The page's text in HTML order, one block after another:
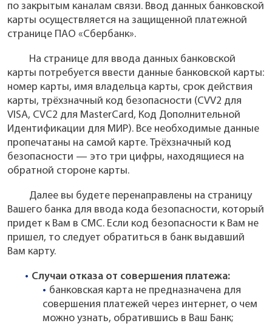
по закрытым каналам связи. Ввод данных банковской
карты осуществляется на защищенной платежной
странице ПАО «Сбербанк».
На странице для ввода данных банковской
карты потребуется ввести данные банковской карты:
номер карты, имя владельца карты, срок действия
карты, трёхзначный код безопасности (CVV2 для
VISA, CVC2 для MasterCard, Код Дополнительной
Идентификации для МИР). Все необходимые данные
пропечатаны на самой карте. Трёхзначный код
безопасности — это три цифры, находящиеся на
обратной стороне карты.
Далее вы будете перенаправлены на страницу
Вашего банка для ввода кода безопасности, который
придет к Вам в СМС. Если код безопасности к Вам не
пришел, то следует обратиться в банк выдавший
Вам карту.
Случаи отказа от совершения платежа:
банковская карта не предназначена для
совершения платежей через интернет, о чем
можно узнать, обратившись в Ваш Банк;